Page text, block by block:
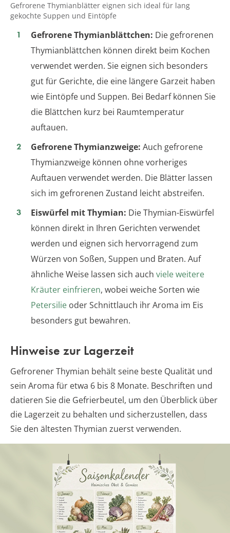
Gefrorene Thymianblätter eignen sich ideal für lang
gekochte Suppen und Eintöpfe
Gefrorene Thymianblättchen: Die gefrorenen
Thymianblättchen können direkt beim Kochen
verwendet werden. Sie eignen sich besonders
gut für Gerichte, die eine längere Garzeit haben
wie Eintöpfe und Suppen. Bei Bedarf können Sie
die Blättchen kurz bei Raumtemperatur
auftauen.
Gefrorene Thymianzweige: Auch gefrorene
Thymianzweige können ohne vorheriges
Auftauen verwendet werden. Die Blätter lassen
sich im gefrorenen Zustand leicht abstreifen.
Eiswürfel mit Thymian: Die Thymian-Eiswürfel
können direkt in Ihren Gerichten verwendet
werden und eignen sich hervorragend zum
Würzen von Soßen, Suppen und Braten. Auf
ähnliche Weise lassen sich auch viele weitere
Kräuter einfrieren, wobei weiche Sorten wie
Petersilie oder Schnittlauch ihr Aroma im Eis
besonders gut bewahren.
Hinweise zur Lagerzeit
Gefrorener Thymian behält seine beste Qualität und
sein Aroma für etwa 6 bis 8 Monate. Beschriften und
datieren Sie die Gefrierbeutel, um den Überblick über
die Lagerzeit zu behalten und sicherzustellen, dass
Sie den ältesten Thymian zuerst verwenden.